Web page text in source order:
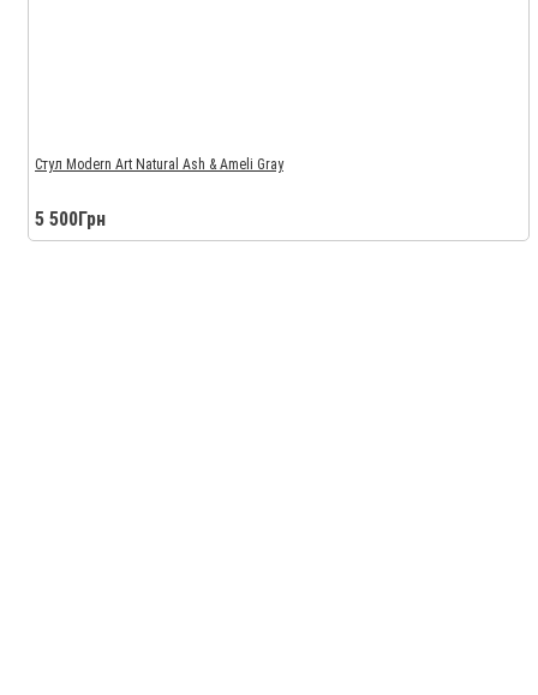
Стул Modern Art Natural Ash & Ameli Gray
5 500Грн